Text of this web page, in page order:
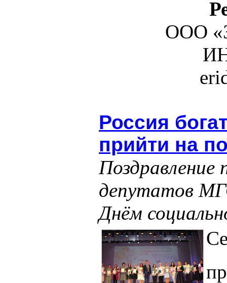
ООО
Россия
прийти на
Поздравление
депутатов
Днём